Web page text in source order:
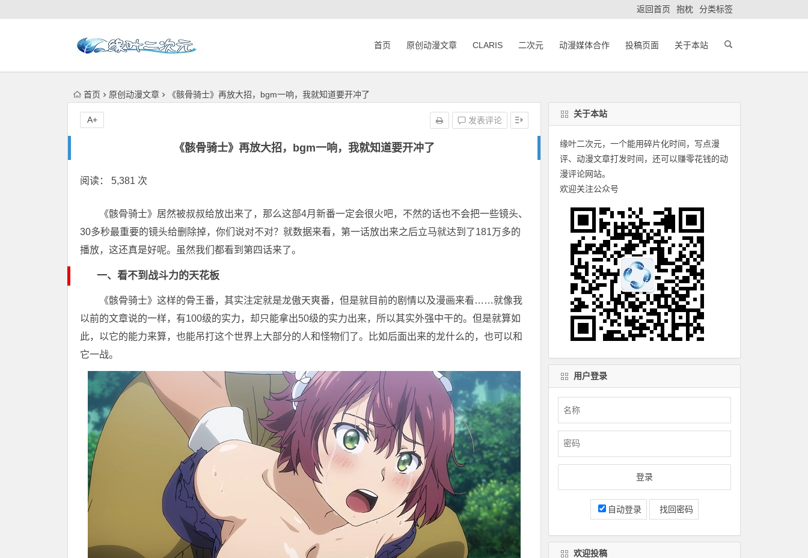
返回首页 抱枕 分类标签
首页 原创动漫文章 CLARIS 二次元 动漫媒体合作 投稿页面 关于本站
首页 原创动漫文章 《骸骨骑士》再放大招，bgm一响，我就知道要开冲了
《骸骨骑士》再放大招，bgm一响，我就知道要开冲了
发表评论
A+
阅读： 5,381 次
《骸骨骑士》居然被叔叔给放出来了，那么这部4月新番一定会很火吧，不然的话也不会把一些镜头、
30多秒最重要的镜头给删除掉，你们说对不对？就数据来看，第一话放出来之后立马就达到了181万多的
播放，这还真是好呢。虽然我们都看到第四话来了。
一、看不到战斗力的天花板
《骸骨骑士》这样的骨王番，其实注定就是龙傲天爽番，但是就目前的剧情以及漫画来看……就像我
以前的文章说的一样，有100级的实力，却只能拿出50级的实力出来，所以其实外强中干的。但是就算如
此，以它的能力来算，也能吊打这个世界上大部分的人和怪物们了。比如后面出来的龙什么的，也可以和
它一战。
关于本站
缘叶二次元，一个能用碎片化时间，写点漫
评、动漫文章打发时间，还可以赚零花钱的动
漫评论网站。
欢迎关注公众号
用户登录
自动登录 找回密码
欢迎投稿